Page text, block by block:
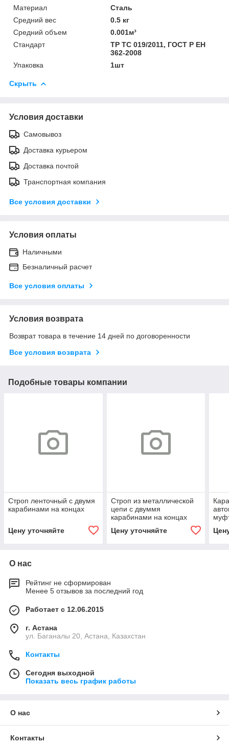
Материал
Сталь
Средний вес
0.5 кг
Средний объем
0.001м³
Стандарт
ТР ТС 019/2011, ГОСТ Р ЕН
362-2008
Упаковка
1шт
Скрыть
Условия доставки
Самовывоз
Доставка курьером
Доставка почтой
Транспортная компания
Все условия доставки
Условия оплаты
Наличными
Безналичный расчет
Все условия оплаты
Условия возврата
Возврат товара в течение 14 дней по договоренности
Все условия возврата
Подобные товары компании
Строп ленточный с двумя
карабинами на концах
Цену уточняйте
Строп из металлической
цепи с двуммя
карабинами на концах
Цену уточняйте
О нас
Рейтинг не сформирован
Менее 5 отзывов за последний год
Работает с 12.06.2015
г. Астана
ул. Баганалы 20, Астана, Казахстан
Контакты
Сегодня выходной
Показать весь график работы
О нас
Контакты